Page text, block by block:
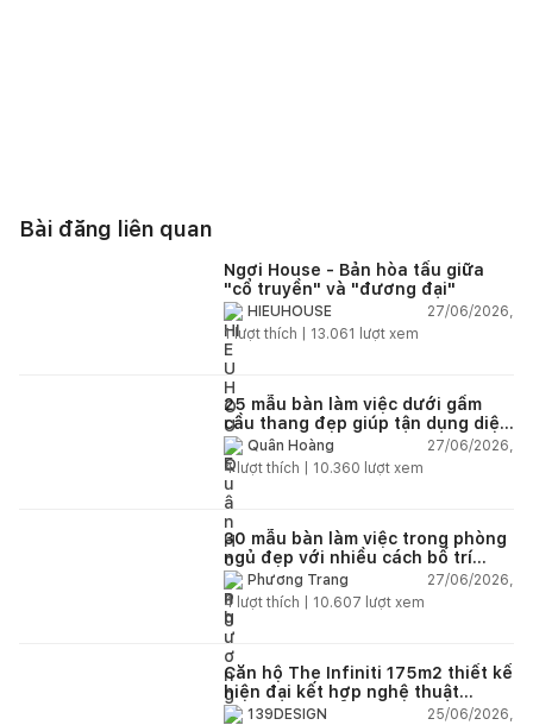
Bài đăng liên quan
Ngơi House - Bản hòa tấu giữa
"cổ truyền" và "đương đại"
HIEUHOUSE
27/06/2026,
1lượt thích | 13.061 lượt xem
25 mẫu bàn làm việc dưới gầm
cầu thang đẹp giúp tận dụng diện
tích tưởng chừng bị bỏ quên
Quân Hoàng
27/06/2026,
4lượt thích | 10.360 lượt xem
30 mẫu bàn làm việc trong phòng
ngủ đẹp với nhiều cách bố trí
thông minh cho mọi diện tích
Phương Trang
27/06/2026,
4 lượt thích | 10.607 lượt xem
Căn hộ The Infiniti 175m2 thiết kế
hiện đại kết hợp nghệ thuật
Modern Art đầy cảm xúc
139DESIGN
25/06/2026,